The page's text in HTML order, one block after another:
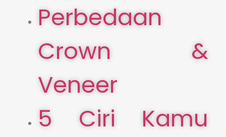
Perbedaan
Crown &
Veneer
5 Ciri Kamu